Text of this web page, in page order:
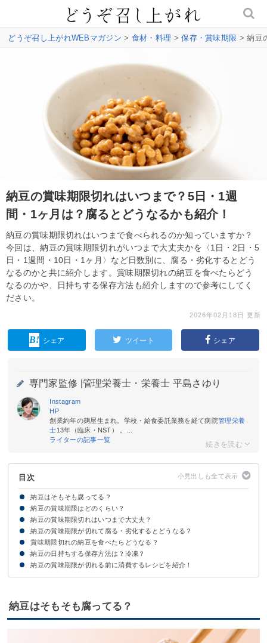
どうぞ召し上がれWEBマガジン > 食材・料理 >保存・賞味期限 > 納豆
納豆の賞味期限切れはいつまで？5日・1週
間・1ヶ月は？腐るとどうなるかも紹介！
納豆の賞味期限切れはいつまで食べられるのか知っていますか？
今回は、納豆の賞味期限切れがいつまで大丈夫かを〈1日・2日・5
日・1週間・10日・1ヶ月〉など日数別に、腐る・劣化するとどう
なるのかと共に紹介します。賞味期限切れの納豆を食べたらどう
なるのかや、日持ちする保存方法も紹介しますので参考にしてく
ださい。
2026年02月18日 更新
シェア ツイート シェア
専門家監修 | 管理栄養士・栄養士 平島さゆり
Instagram
HP
創業約年の麹屋生まれ。学校・給食委託業務を経て病院管理栄養
士13年（臨床・NST） 。...
ライターの記事一覧
目次
納豆はそもそも腐ってる？
納豆は「腐敗」ではなく「発酵」している
納豆の賞味期限はどのくらい？
【冷蔵】納豆の賞味期限は約1週間
【冷凍】納豆の賞味期限は約1ヶ月
納豆についているからしの賞味期限
納豆の賞味期限切れはいつまで大丈夫？
納豆は賞味期限切れでも腐っていなければ食べられる
【1日・2日・3日】賞味期限切れの納豆
【1週間〜2週間】賞味期限切れの納豆
【1ヶ月以上】賞味期限切れの納豆
納豆の賞味期限が切れて腐る・劣化するとどうなる？
賞味期限切れの納豆を食べたらどうなる？
腐った納豆の場合は食中毒の危険がある
妊婦・妊娠中は賞味期限切れの納豆を食べないようにしよう
納豆の日持ちする保存方法は？冷凍？
①密閉できる容器で冷凍しよう
②冷蔵庫のチルド室もおすすめ
納豆の賞味期限が切れる前に消費するレシピを紹介！
①納豆オムレツ
②納豆チャーハン
③納豆の油揚げ包み焼き
④納豆チヂミ
⑤納豆の味噌汁
納豆はそもそも腐ってる？